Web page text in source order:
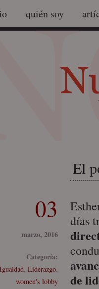
quién soy
El
03
marzo, 2016
Categoría:
Igualdad, Liderazgo,
women's lobby
días
de